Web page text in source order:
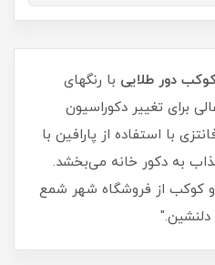
دور طلایی با رنگهای
برای تغییر دکوراسیون
با استفاده از پارافین با
به دکور خانه می‌بخشد.
کوکب از فروشگاه شهر شمع
دلنشین."